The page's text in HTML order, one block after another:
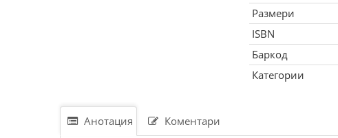
Размери
ISBN
Баркод
Категории
Анотация Коментари